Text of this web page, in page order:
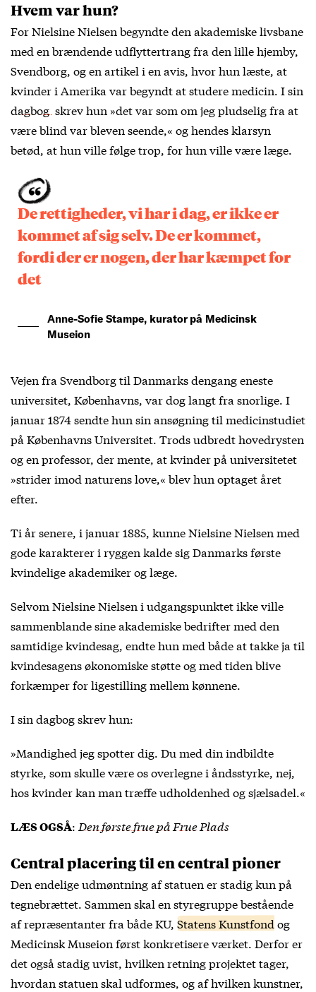
Hvem var hun?
For Nielsine Nielsen begyndte den akademiske livsbane
med en brændende udflyttertrang fra den lille hjemby,
Svendborg, og en artikel i en avis, hvor hun læste, at
kvinder i Amerika var begyndt at studere medicin. I sin
dagbog skrev hun »det var som om jeg pludselig fra at
være blind var bleven seende,« og hendes klarsyn
betød, at hun ville følge trop, for hun ville være læge.
De rettigheder, vi har i dag, er ikke er
kommet af sig selv. De er kommet,
fordi der er nogen, der har kæmpet for
det
Anne-Sofie Stampe, kurator på Medicinsk
Museion
Vejen fra Svendborg til Danmarks dengang eneste
universitet, Københavns, var dog langt fra snorlige. I
januar 1874 sendte hun sin ansøgning til medicinstudiet
på Københavns Universitet. Trods udbredt hovedrysten
og en professor, der mente, at kvinder på universitetet
»strider imod naturens love,« blev hun optaget året
efter.
Ti år senere, i januar 1885, kunne Nielsine Nielsen med
gode karakterer i ryggen kalde sig Danmarks første
kvindelige akademiker og læge.
Selvom Nielsine Nielsen i udgangspunktet ikke ville
sammenblande sine akademiske bedrifter med den
samtidige kvindesag, endte hun med både at takke ja til
kvindesagens økonomiske støtte og med tiden blive
forkæmper for ligestilling mellem kønnene.
I sin dagbog skrev hun:
»Mandighed jeg spotter dig. Du med din indbildte
styrke, som skulle være os overlegne i åndsstyrke, nej,
hos kvinder kan man træffe udholdenhed og sjælsadel.«
LÆS OGSÅ: Den første frue på Frue Plads
Central placering til en central pioner
Den endelige udmøntning af statuen er stadig kun på
tegnebrættet. Sammen skal en styregruppe bestående
af repræsentanter fra både KU, Statens Kunstfond og
Medicinsk Museion først konkretisere værket. Derfor er
det også stadig uvist, hvilken retning projektet tager,
hvordan statuen skal udformes, og af hvilken kunstner,